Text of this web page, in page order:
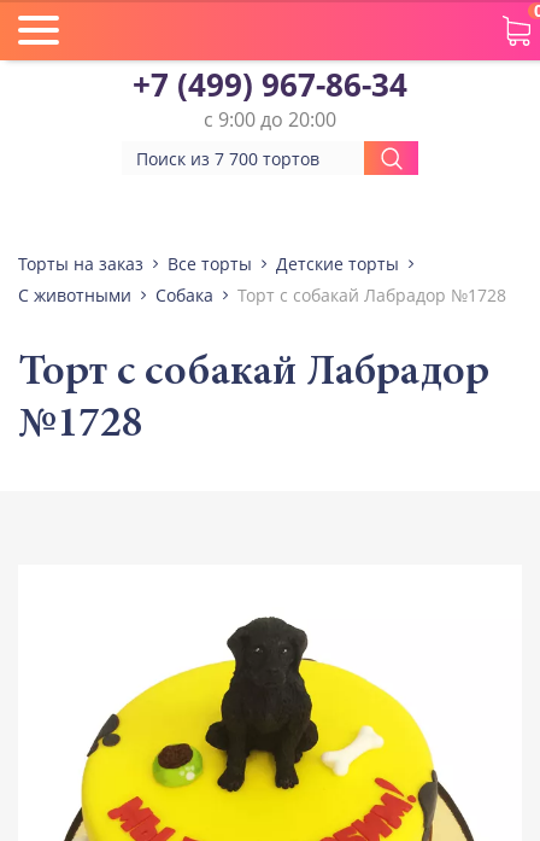
+7 (499) 967-86-34
с 9:00 до 20:00
Торты на заказ Все торты
Детские торты
С животными
Собака Торт с собакай Лабрадор №1728
Торт с собакай Лабрадор
№1728